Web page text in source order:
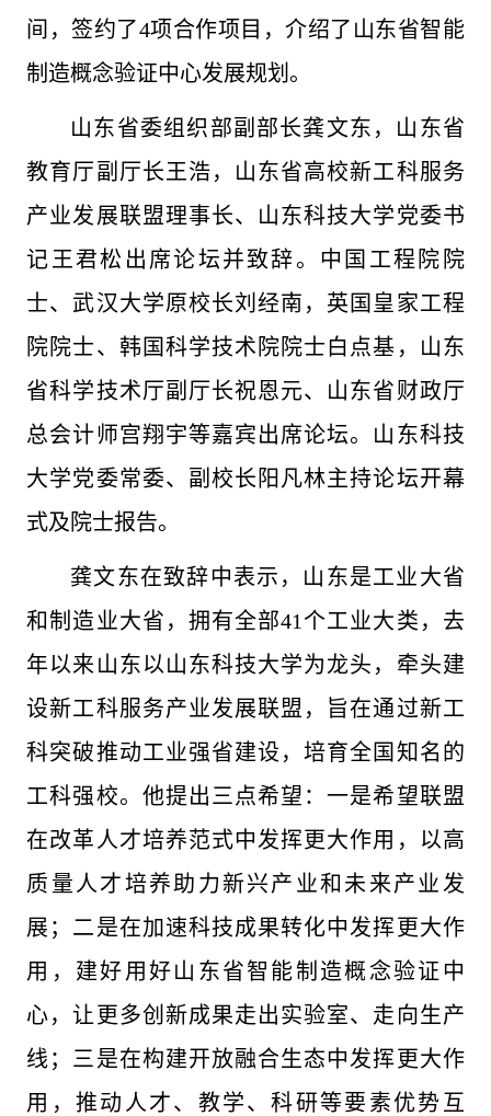
间，签约了4项合作项目，介绍了山东省智能
制造概念验证中心发展规划。
山东省委组织部副部长龚文东，山东省
教育厅副厅长王浩，山东省高校新工科服务
产业发展联盟理事长、山东科技大学党委书
记王君松出席论坛并致辞。中国工程院院
士、武汉大学原校长刘经南，英国皇家工程
院院士、韩国科学技术院院士白点基，山东
省科学技术厅副厅长祝恩元、山东省财政厅
总会计师宫翔宇等嘉宾出席论坛。山东科技
大学党委常委、副校长阳凡林主持论坛开幕
式及院士报告。
龚文东在致辞中表示，山东是工业大省
和制造业大省，拥有全部41个工业大类，去
年以来山东以山东科技大学为龙头，牵头建
设新工科服务产业发展联盟，旨在通过新工
科突破推动工业强省建设，培育全国知名的
工科强校。他提出三点希望：一是希望联盟
在改革人才培养范式中发挥更大作用，以高
质量人才培养助力新兴产业和未来产业发
展；二是在加速科技成果转化中发挥更大作
用，建好用好山东省智能制造概念验证中
心，让更多创新成果走出实验室、走向生产
线；三是在构建开放融合生态中发挥更大作
用，推动人才、教学、科研等要素优势互